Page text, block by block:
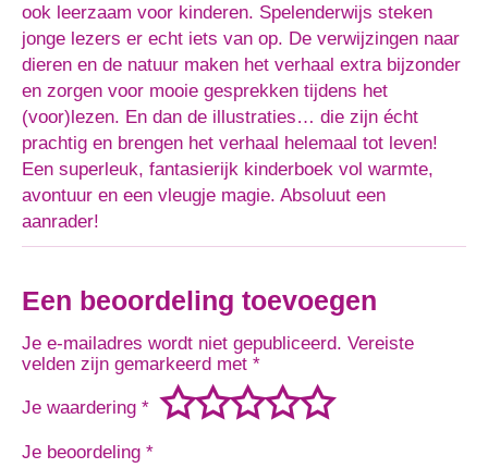
ook leerzaam voor kinderen. Spelenderwijs steken
jonge lezers er echt iets van op. De verwijzingen naar
dieren en de natuur maken het verhaal extra bijzonder
en zorgen voor mooie gesprekken tijdens het
(voor)lezen. En dan de illustraties… die zijn écht
prachtig en brengen het verhaal helemaal tot leven!
Een superleuk, fantasierijk kinderboek vol warmte,
avontuur en een vleugje magie. Absoluut een
aanrader!
Een beoordeling toevoegen
Je e-mailadres wordt niet gepubliceerd. Vereiste
velden zijn gemarkeerd met *
Je waardering *
Je beoordeling *